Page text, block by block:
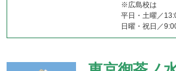
※広島校は
平日・土曜／
日曜・祝日／